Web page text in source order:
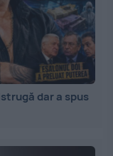
dar a spus